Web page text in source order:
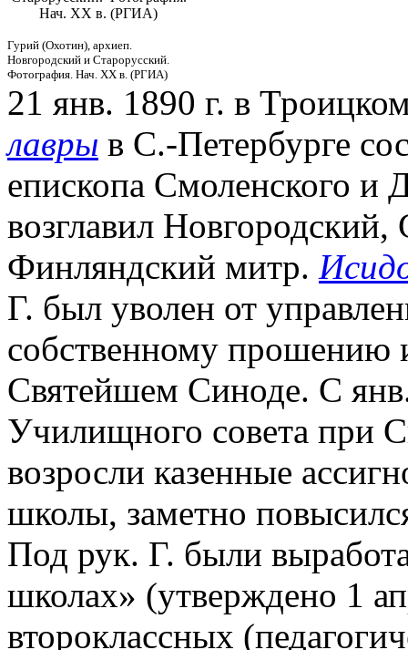
Нач. ХХ в. (РГИА)
Гурий (Охотин), архиеп.
Новгородский и Старорусский.
Фотография. Нач. ХХ в. (РГИА)
21 янв. 1890 г. в
лавры в С.-Петербурге
епископа Смоленского и
возглавил
Финляндский митр.
Г. был уволен от
собственному прошению
Святейшем Синоде. С
Училищного совета при
возросли казенные
школы, заметно
Под рук. Г. были
школах» (утверждено 1
второклассных